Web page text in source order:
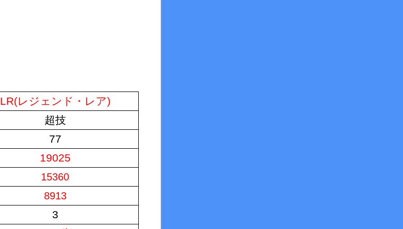
LR(レジェンド・レア)
超技
77
19025
15360
8913
3